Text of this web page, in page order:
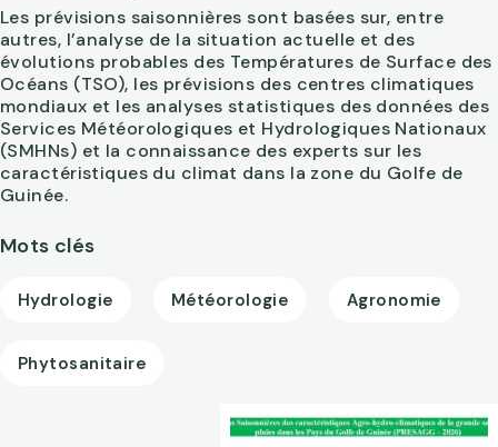
Les prévisions saisonnières sont basées sur, entre
autres, l’analyse de la situation actuelle et des
évolutions probables des Températures de Surface des
Océans (TSO), les prévisions des centres climatiques
mondiaux et les analyses statistiques des données des
Services Météorologiques et Hydrologiques Nationaux
(SMHNs) et la connaissance des experts sur les
caractéristiques du climat dans la zone du Golfe de
Guinée.
Mots clés
Hydrologie Météorologie Agronomie
Phytosanitaire